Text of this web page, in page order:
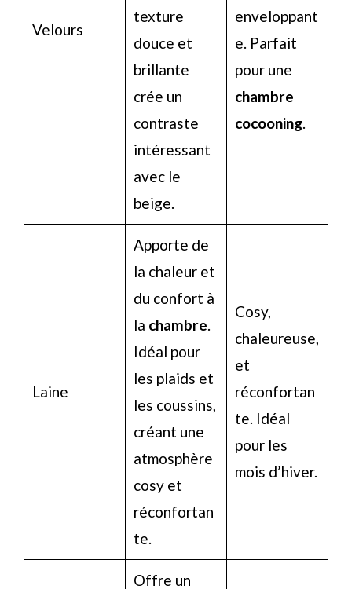
Velours
texture
douce et
brillante
crée un
contraste
intéressant
avec le
beige.
enveloppant
e. Parfait
pour une
chambre
cocooning.
Laine
Apporte de
la chaleur et
du confort à
la chambre.
Idéal pour
les plaids et
les coussins,
créant une
atmosphère
cosy et
réconfortan
te.
Cosy,
chaleureuse,
et
réconfortan
te. Idéal
pour les
mois d’hiver.
Offre un